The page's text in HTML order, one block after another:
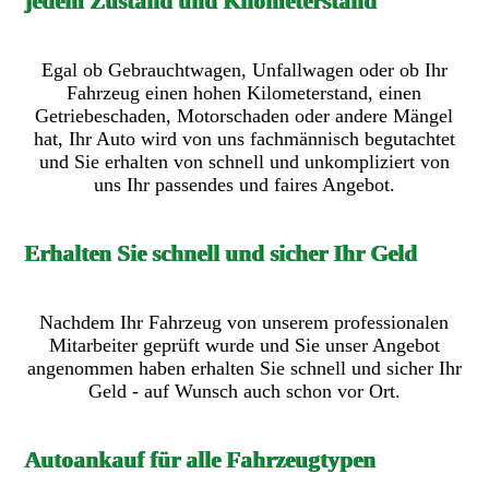
Egal ob Gebrauchtwagen, Unfallwagen oder ob Ihr
Fahrzeug einen hohen Kilometerstand, einen
Getriebeschaden, Motorschaden oder andere Mängel
hat, Ihr Auto wird von uns fachmännisch begutachtet
und Sie erhalten von schnell und unkompliziert von
uns Ihr passendes und faires Angebot.
Erhalten Sie schnell und sicher Ihr Geld
Nachdem Ihr Fahrzeug von unserem professionalen
Mitarbeiter geprüft wurde und Sie unser Angebot
angenommen haben erhalten Sie schnell und sicher Ihr
Geld - auf Wunsch auch schon vor Ort.
Autoankauf für alle Fahrzeugtypen